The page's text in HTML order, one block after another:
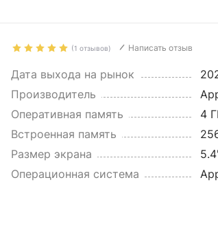
(1 отзывов) Написать отзыв
Дата выхода на рынок
Производитель
Оперативная память
4
Встроенная память
Размер экрана
Операционная система